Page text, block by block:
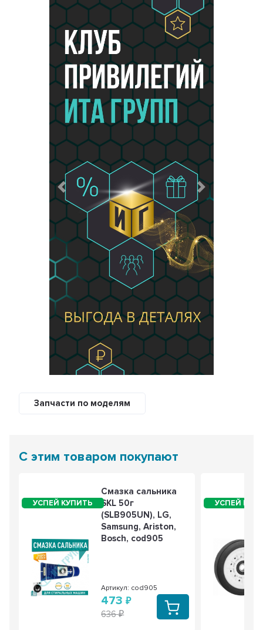
Предыдущий Следующий
Запчасти по моделям
С этим товаром покупают
Смазка сальника
SKL 50г
(SLB905UN), LG,
Samsung, Ariston,
Bosch, cod905
Артикул: cod905
473
636